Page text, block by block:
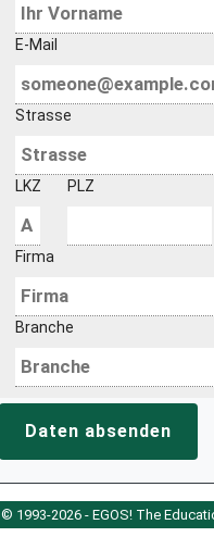
E-Mail
Strasse
LKZ PLZ
Firma
Branche
Daten absenden
© 1993-2026 - EGOS! The